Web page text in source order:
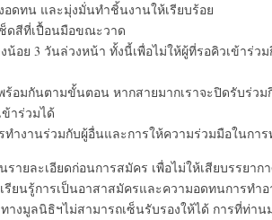
ดทน และมุ่งมั่นทำชิ้นงานให้เรียบร้อย
ดสีที่เปื้อนมือขณะวาด
ย 3 วันล่วงหน้า ทั้งนี้เพื่อไม่ให้ผู้ที่รอคิวเข้าร่วม
ร้อมกันตามขั้นตอน หากสายมากเราจะปิดรับร่วม
ข้าร่วมได้
ทำงานร่วมกับผู้อื่นและการให้ความร่วมมือในก
ยละเอียดก่อนการสมัคร เพื่อไม่ให้เสียบรรยาก
รียนรู้การเป็นอาสาสมัครและความอดทนการทำ
งมูลนิธิฯไม่สามารถเซ็นรับรองให้ได้ การที่ท่าน